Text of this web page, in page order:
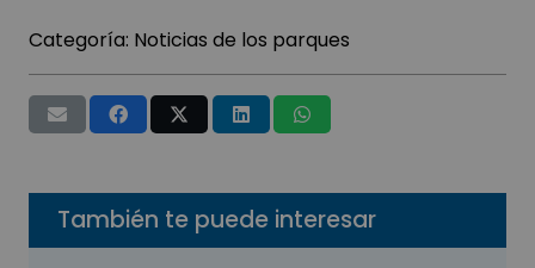
Categoría: Noticias de los parques
También te puede interesar